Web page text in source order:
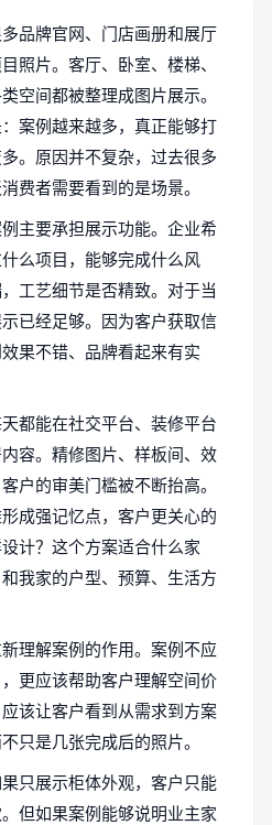
品牌官网、门店画册和展厅
照片。客厅、卧室、楼梯、
空间都被整理成图片展示。
案例越来越多，真正能够打
。原因并不复杂，过去很多
费者需要看到的是场景。
主要承担展示功能。企业希
么项目，能够完成什么风
工艺细节是否精致。对于当
已经足够。因为客户获取信
果不错、品牌看起来有实
都能在社交平台、装修平台
容。精修图片、样板间、效
户的审美门槛被不断抬高。
成强记忆点，客户更关心的
计？这个方案适合什么家
我家的户型、预算、生活方
理解案例的作用。案例不应
更应该帮助客户理解空间价
该让客户看到从需求到方案
只是几张完成后的照片。
只展示柜体外观，客户只能
但如果案例能够说明业主家